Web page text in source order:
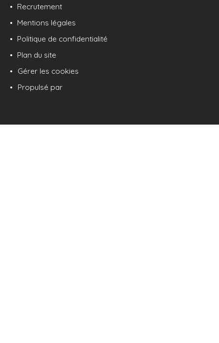
Recrutement
Mentions légales
Politique de confidentialité
Plan du site
Gérer les cookies
Propulsé par